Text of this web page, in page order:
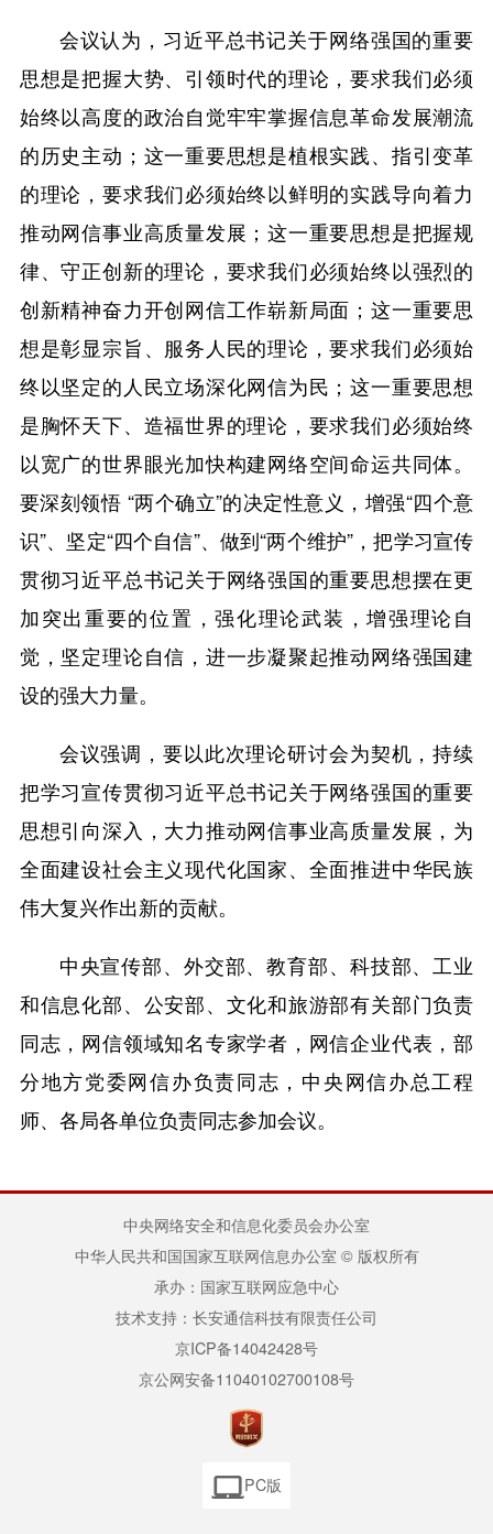
会议认为，习近平总书记关于网络强国的重要
思想是把握大势、引领时代的理论，要求我们必须
始终以高度的政治自觉牢牢掌握信息革命发展潮流
的历史主动；这一重要思想是植根实践、指引变革
的理论，要求我们必须始终以鲜明的实践导向着力
推动网信事业高质量发展；这一重要思想是把握规
律、守正创新的理论，要求我们必须始终以强烈的
创新精神奋力开创网信工作崭新局面；这一重要思
想是彰显宗旨、服务人民的理论，要求我们必须始
终以坚定的人民立场深化网信为民；这一重要思想
是胸怀天下、造福世界的理论，要求我们必须始终
以宽广的世界眼光加快构建网络空间命运共同体。
要深刻领悟 “两个确立”的决定性意义，增强“四个意
识”、坚定“四个自信”、做到“两个维护”，把学习宣传
贯彻习近平总书记关于网络强国的重要思想摆在更
加突出重要的位置，强化理论武装，增强理论自
觉，坚定理论自信，进一步凝聚起推动网络强国建
设的强大力量。
会议强调，要以此次理论研讨会为契机，持续
把学习宣传贯彻习近平总书记关于网络强国的重要
思想引向深入，大力推动网信事业高质量发展，为
全面建设社会主义现代化国家、全面推进中华民族
伟大复兴作出新的贡献。
中央宣传部、外交部、教育部、科技部、工业
和信息化部、公安部、文化和旅游部有关部门负责
同志，网信领域知名专家学者，网信企业代表，部
分地方党委网信办负责同志，中央网信办总工程
师、各局各单位负责同志参加会议。
中央网络安全和信息化委员会办公室
中华人民共和国国家互联网信息办公室 © 版权所有
承办：国家互联网应急中心
技术支持：长安通信科技有限责任公司
京ICP备14042428号
京公网安备11040102700108号
PC版